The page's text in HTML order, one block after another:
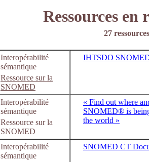
Ressources
27
Interopérabilité
sémantique
Ressource sur la
SNOMED
IHTSDO
Interopérabilité
sémantique
Ressource sur la
SNOMED
« Find out where
SNOMED® is
the world »
Interopérabilité
sémantique
SNOMED CT